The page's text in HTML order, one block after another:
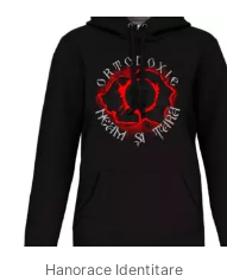
Hanorace Identitare